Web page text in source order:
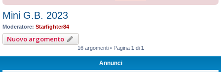
Mini G.B. 2023
Moderatore: Starfighter84
Nuovo argomento
16 argomenti • Pagina 1 di 1
Annunci